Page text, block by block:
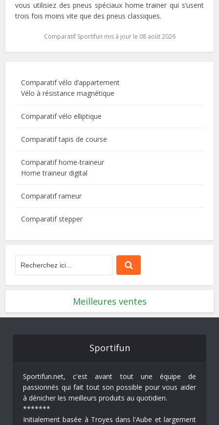
vous utilisiez des pneus spéciaux home trainer qui s’usent
trois fois moins vite que des pneus classiques.
Comparatif Sportifun mis à jour le 08 août 2026
Comparatif vélo d’appartement
Vélo à résistance magnétique
Comparatif vélo elliptique
Comparatif tapis de course
Comparatif home-traineur
Home traineur digital
Comparatif rameur
Comparatif stepper
Meilleures ventes
Sportifun
Sportifun.net, c'est avant tout une équipe de
passionnés qui fait tout son possible pour vous aider
à dénicher les meilleurs produits au quotidien.
*******
Initialement basée à Troyes dans l'Aube et largement